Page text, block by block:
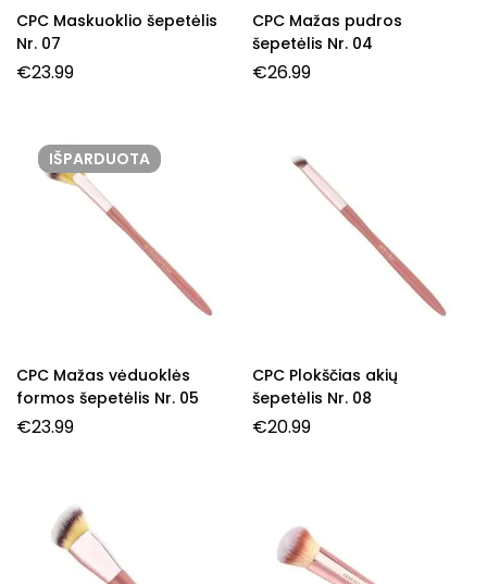
CPC Maskuoklio šepetėlis
Nr. 07
€23.99
CPC Mažas pudros
šepetėlis Nr. 04
€26.99
IŠPARDUOTA
CPC Mažas vėduoklės
formos šepetėlis Nr. 05
€23.99
CPC Plokščias akių
šepetėlis Nr. 08
€20.99